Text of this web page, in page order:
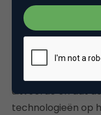
internet tv,
de tv-consumptie
veranderen maar
belangrijkste
uitvoerde en dat
technologieën op